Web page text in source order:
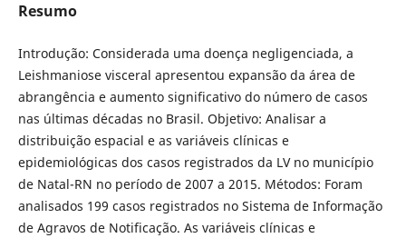
Resumo
Introdução: Considerada uma doença negligenciada, a
Leishmaniose visceral apresentou expansão da área de
abrangência e aumento significativo do número de casos
nas últimas décadas no Brasil. Objetivo: Analisar a
distribuição espacial e as variáveis clínicas e
epidemiológicas dos casos registrados da LV no município
de Natal-RN no período de 2007 a 2015. Métodos: Foram
analisados 199 casos registrados no Sistema de Informação
de Agravos de Notificação. As variáveis clínicas e